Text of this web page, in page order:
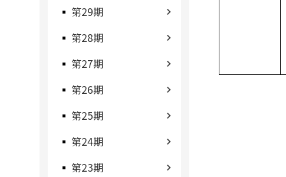
第29期
第28期
第27期
第26期
第25期
第24期
第23期